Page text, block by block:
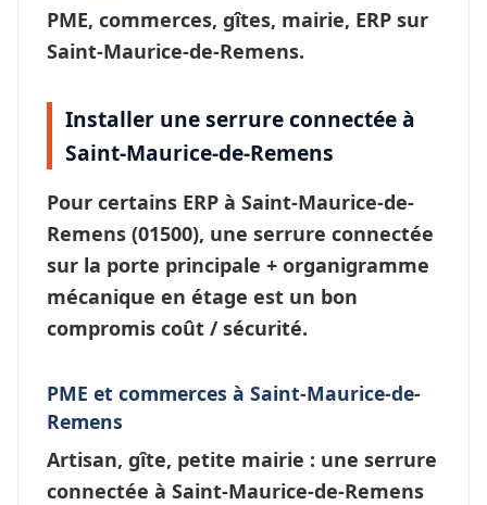
PME, commerces, gîtes, mairie, ERP sur
Saint-Maurice-de-Remens.
Installer une serrure connectée à
Saint-Maurice-de-Remens
Pour certains ERP à Saint-Maurice-de-
Remens (01500), une serrure connectée
sur la porte principale + organigramme
mécanique en étage est un bon
compromis coût / sécurité.
PME et commerces à Saint-Maurice-de-
Remens
Artisan, gîte, petite mairie : une serrure
connectée à Saint-Maurice-de-Remens